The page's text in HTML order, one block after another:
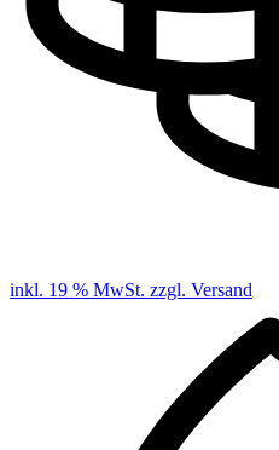
inkl. 19 % MwSt. zzgl. Versand